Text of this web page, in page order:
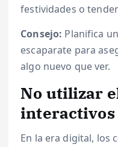
festividades o
Consejo: Planifica
escaparate para
algo nuevo que ver.
No utilizar
interactivos
En la era digital, los